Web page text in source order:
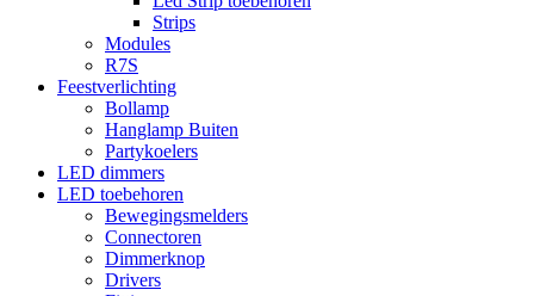
Strips
Modules
R7S
Feestverlichting
Bollamp
Hanglamp Buiten
Partykoelers
LED dimmers
LED toebehoren
Bewegingsmelders
Connectoren
Dimmerknop
Drivers